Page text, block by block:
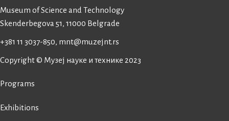
Museum of Science and Technology
Skenderbegova 51, 11000 Belgrade
+381 11 3037-850, mnt@muzejnt.rs
Copyright © Музеј науке и технике 2023
Programs
Exhibitions